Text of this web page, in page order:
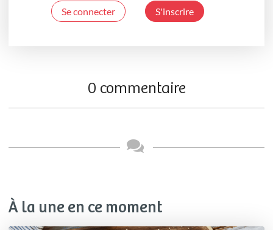
Se connecter S'inscrire
0 commentaire
À la une en ce moment